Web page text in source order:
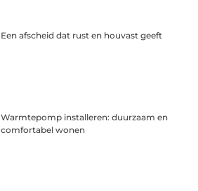
Een afscheid dat rust en houvast geeft
Warmtepomp installeren: duurzaam en
comfortabel wonen